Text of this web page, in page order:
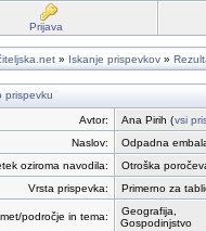
Prijava
» Iskanje prispevkov »
prispevku
Avtor: Ana Pirih (vsi
Naslov:
Odpadna
oziroma navodila:
Otroška
Vrsta prispevka:
Primerno za
področje in tema:
Geografija,
Gospodinjstvo